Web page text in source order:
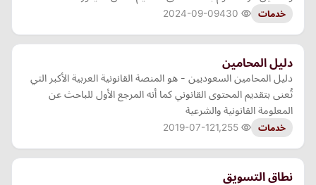
خدمات 2024-09-09
دليل المحامين
دليل المحامين السعوديين - هو المنصة القانونية العربية الأكبر التي
تُعنى بتقديم المحتوى القانوني كما أنه المرجع الأول للباحث عن
المعلومة القانونية والشرعية
خدمات 2019-07-12
نطاق التسويق